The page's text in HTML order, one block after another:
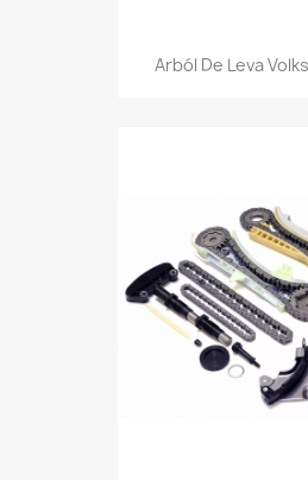
Arból De Leva